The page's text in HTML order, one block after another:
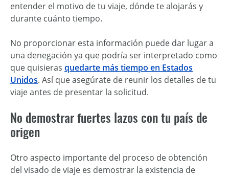
entender el motivo de tu viaje, dónde te alojarás y
durante cuánto tiempo.
No proporcionar esta información puede dar lugar a
una denegación ya que podría ser interpretado como
que quisieras quedarte más tiempo en Estados
Unidos. Así que asegúrate de reunir los detalles de tu
viaje antes de presentar la solicitud.
No demostrar fuertes lazos con tu país de
origen
Otro aspecto importante del proceso de obtención
del visado de viaje es demostrar la existencia de